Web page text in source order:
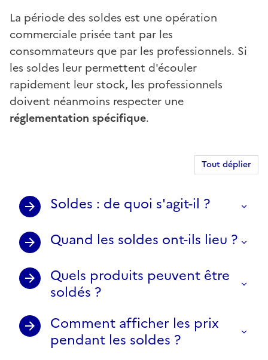
La période des soldes est une opération
commerciale prisée tant par les
consommateurs que par les professionnels. Si
les soldes leur permettent d'écouler
rapidement leur stock, les professionnels
doivent néanmoins respecter une
réglementation spécifique.
Tout déplier
Soldes : de quoi s'agit-il ?
Quand les soldes ont-ils lieu ?
Quels produits peuvent être
soldés ?
Comment afficher les prix
pendant les soldes ?